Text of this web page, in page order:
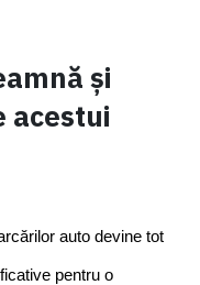
și
acestui
auto devine tot
pentru o